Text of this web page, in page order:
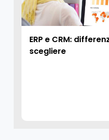
ERP e CRM:
scegliere